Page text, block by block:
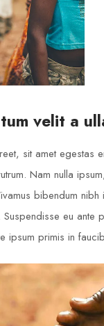
velit a
sit amet egestas
Nam nulla
bibendum
eu
ipsum primis in